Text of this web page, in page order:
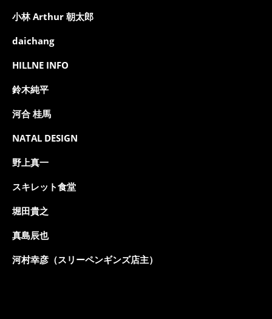
小林 Arthur 朝太郎
daichang
HILLNE INFO
鈴木純平
河合 桂馬
NATAL DESIGN
野上真一
スキレット食堂
堀田貴之
真島辰也
河村幸彦（スリーペンギンズ店主）